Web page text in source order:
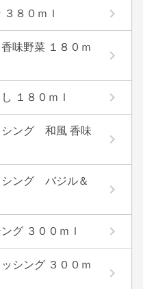
８０ｍｌ
味野菜 １８０ｍ
１８０ｍｌ
シング 和風 香味
シング バジル＆
グ ３００ｍｌ
シング ３００ｍ